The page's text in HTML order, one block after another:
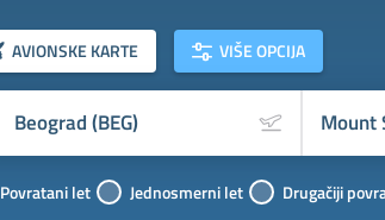
AVIONSKE KARTE Prevoznik
klasa letova
VIŠE OPCIJA
Povratani let Jednosmerni let Drugačiji